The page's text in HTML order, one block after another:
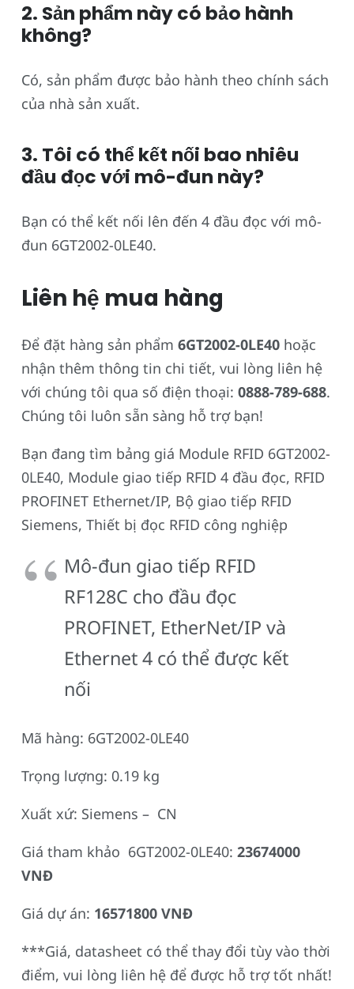
2. Sản phẩm này có bảo hành
không?
Có, sản phẩm được bảo hành theo chính sách
của nhà sản xuất.
3. Tôi có thể kết nối bao nhiêu
đầu đọc với mô-đun này?
Bạn có thể kết nối lên đến 4 đầu đọc với mô-
đun 6GT2002-0LE40.
Liên hệ mua hàng
Để đặt hàng sản phẩm 6GT2002-0LE40 hoặc
nhận thêm thông tin chi tiết, vui lòng liên hệ
với chúng tôi qua số điện thoại: 0888-789-688.
Chúng tôi luôn sẵn sàng hỗ trợ bạn!
Bạn đang tìm bảng giá Module RFID 6GT2002-
0LE40, Module giao tiếp RFID 4 đầu đọc, RFID
PROFINET Ethernet/IP, Bộ giao tiếp RFID
Siemens, Thiết bị đọc RFID công nghiệp
Mô-đun giao tiếp RFID
RF128C cho đầu đọc
PROFINET, EtherNet/IP và
Ethernet 4 có thể được kết
nối
Mã hàng: 6GT2002-0LE40
Trọng lượng: 0.19 kg
Xuất xứ: Siemens – CN
Giá tham khảo 6GT2002-0LE40: 23674000
VNĐ
Giá dự án: 16571800 VNĐ
***Giá, datasheet có thể thay đổi tùy vào thời
điểm, vui lòng liên hệ để được hỗ trợ tốt nhất!